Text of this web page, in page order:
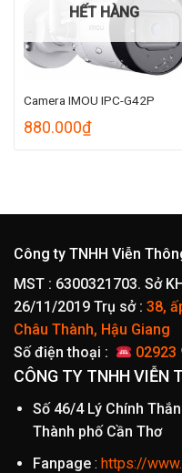
HẾT HÀNG
Camera IMOU IPC-G42P
880.000₫
Công ty TNHH Viễn
MST : 6300321703. Sở
26/11/2019 Trụ sở : 38,
Châu Thành, Hậu Giang
Số điện thoại :
02923
CÔNG TY TNHH VIỄN
Số 46/4 Lý Chính
Thành phố Cần Thơ
Fanpage: https://